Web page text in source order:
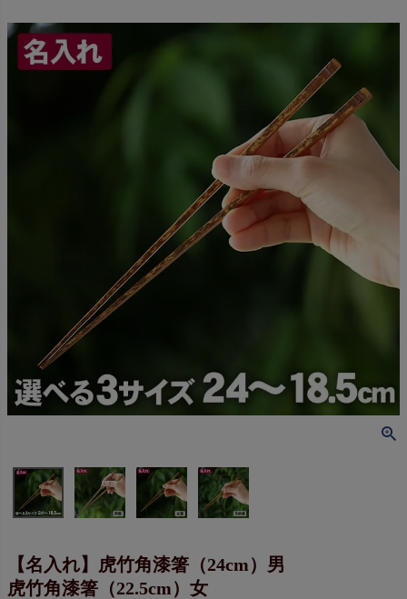
【名入れ】虎竹角漆箸（24cm）男
虎竹角漆箸（22.5cm）女